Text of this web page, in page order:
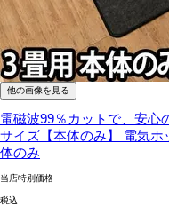
他の画像を見る
電磁波99％カットで、安心
サイズ【本体のみ】
電気ホ
体のみ
当店特別価格
税込